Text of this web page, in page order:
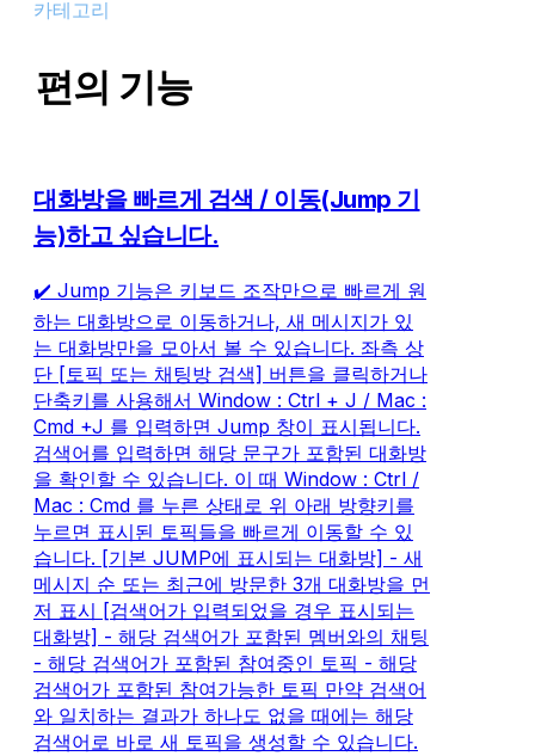
카테고리
편의 기능
대화방을 빠르게 검색 / 이동(Jump 기
능)하고 싶습니다.
✔️ Jump 기능은 키보드 조작만으로 빠르게 원
하는 대화방으로 이동하거나, 새 메시지가 있
는 대화방만을 모아서 볼 수 있습니다. 좌측 상
단 [토픽 또는 채팅방 검색] 버튼을 클릭하거나
단축키를 사용해서 Window : Ctrl + J / Mac :
Cmd +J 를 입력하면 Jump 창이 표시됩니다.
검색어를 입력하면 해당 문구가 포함된 대화방
을 확인할 수 있습니다. 이 때 Window : Ctrl /
Mac : Cmd 를 누른 상태로 위 아래 방향키를
누르면 표시된 토픽들을 빠르게 이동할 수 있
습니다. [기본 JUMP에 표시되는 대화방] - 새
메시지 순 또는 최근에 방문한 3개 대화방을 먼
저 표시 [검색어가 입력되었을 경우 표시되는
대화방] - 해당 검색어가 포함된 멤버와의 채팅
- 해당 검색어가 포함된 참여중인 토픽 - 해당
검색어가 포함된 참여가능한 토픽 만약 검색어
와 일치하는 결과가 하나도 없을 때에는 해당
검색어로 바로 새 토픽을 생성할 수 있습니다.